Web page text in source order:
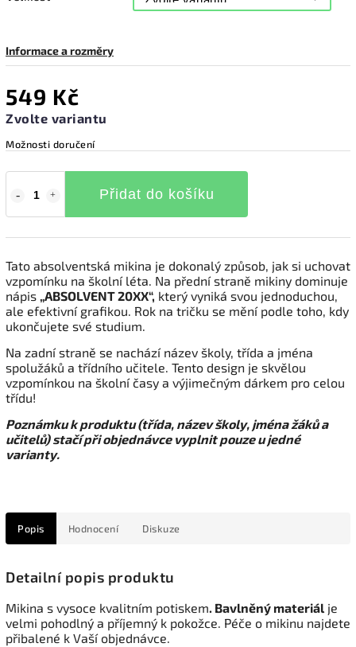
Informace a rozměry
549 Kč
Zvolte variantu
Možnosti doručení
Přidat do košíku
Tato absolventská mikina je dokonalý způsob, jak si uchovat
vzpomínku na školní léta. Na přední straně mikiny dominuje
nápis „ABSOLVENT 20XX“, který vyniká svou jednoduchou,
ale efektivní grafikou. Rok na tričku se mění podle toho, kdy
ukončujete své studium.
Na zadní straně se nachází název školy, třída a jména
spolužáků a třídního učitele. Tento design je skvělou
vzpomínkou na školní časy a výjimečným dárkem pro celou
třídu!
Poznámku k produktu (třída, název školy, jména žáků a
učitelů) stačí při objednávce vyplnit pouze u jedné
varianty.
Popis Hodnocení Diskuze
Detailní popis produktu
Mikina s vysoce kvalitním potiskem. Bavlněný materiál je
velmi pohodlný a příjemný k pokožce. Péče o mikinu najdete
přibalené k Vaší objednávce.